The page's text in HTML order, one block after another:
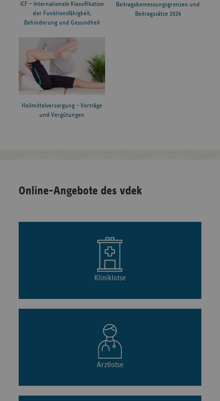
ICF – Internationale Klassifikation
der Funktionsfähigkeit,
Behinderung und Gesundheit
Beitragsbemessungsgrenzen und
Beitragssätze 2026
Heilmittelversorgung – Verträge
und Vergütungen
Online-Angebote des vdek
Kliniklotse
Arztlotse